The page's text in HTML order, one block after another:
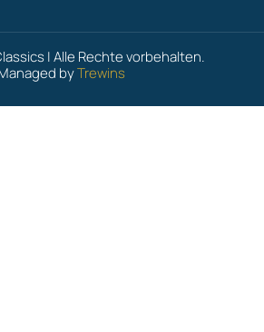
| Alle Rechte vorbehalten.
byTrewins